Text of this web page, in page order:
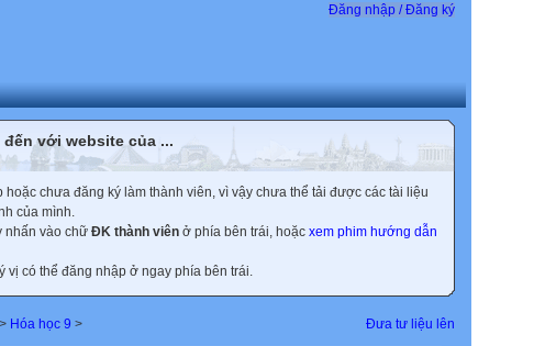
Đăng nhập / Đăng ký
với website của ...
hoặc chưa đăng ký làm thành viên, vì vậy chưa thể tải được các tài liệu
của mình.
nhấn vào chữ ĐK thành viên ở phía bên trái, hoặc xem phim hướng dẫn
vị có thể đăng nhập ở ngay phía bên trái.
Đưa tư liệu lên
> Hóa học 9 >